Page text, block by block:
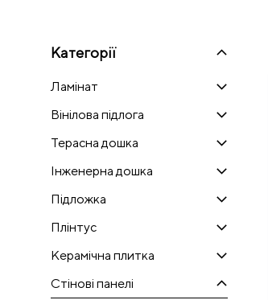
Категорії
Ламінат
Вінілова підлога
Терасна дошка
Інженерна дошка
Підложка
Плінтус
Керамічна плитка
Стінові панелі